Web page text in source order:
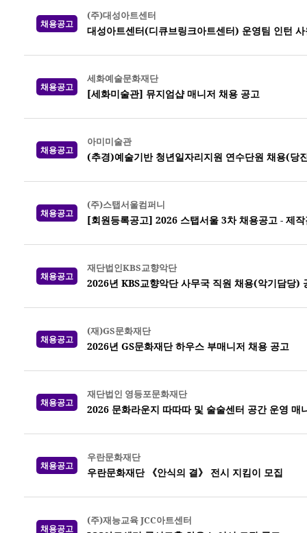
채용공고
(주)대성아트센터
대성아트센터(디큐브링크아트센터) 운영팀 인턴
채용공고
세화예술문화재단
[세화미술관] 뮤지엄샵 매니저 채용 공고
채용공고
아미미술관
(추경)예술기반 청년일자리지원 연수단원 채용(당
채용공고
(주)스탭서울컴퍼니
[회원등록공고] 2026 스탭서울 3차 채용공고 - 제
채용공고
재단법인KBS교향악단
2026년 KBS교향악단 사무국 직원 채용(악기담당)
채용공고
(재)GS문화재단
2026년 GS문화재단 하우스 부매니저 채용 공고
채용공고
재단법인 영등포문화재단
2026 문화라운지 따따따 및 술술센터 공간 운영 매
채용공고
우란문화재단
우란문화재단 《안식의 결》 전시 지킴이 모집
채용공고
(주)재능교육 JCC아트센터